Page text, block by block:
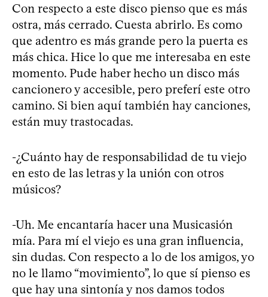
Con respecto a este disco pienso que es más
ostra, más cerrado. Cuesta abrirlo. Es como
que adentro es más grande pero la puerta es
más chica. Hice lo que me interesaba en este
momento. Pude haber hecho un disco más
cancionero y accesible, pero preferí este otro
camino. Si bien aquí también hay canciones,
están muy trastocadas.
-¿Cuánto hay de responsabilidad de tu viejo
en esto de las letras y la unión con otros
músicos?
-Uh. Me encantaría hacer una Musicasión
mía. Para mí el viejo es una gran influencia,
sin dudas. Con respecto a lo de los amigos, yo
no le llamo “movimiento”, lo que sí pienso es
que hay una sintonía y nos damos todos